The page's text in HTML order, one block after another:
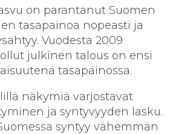
on parantanut Suomen
tasapainoa nopeasti ja
Vuodesta 2009
julkinen talous on ensi
tasapainossa.
näkymiä varjostavat
ja syntyvyyden lasku.
syntyy vähemmän